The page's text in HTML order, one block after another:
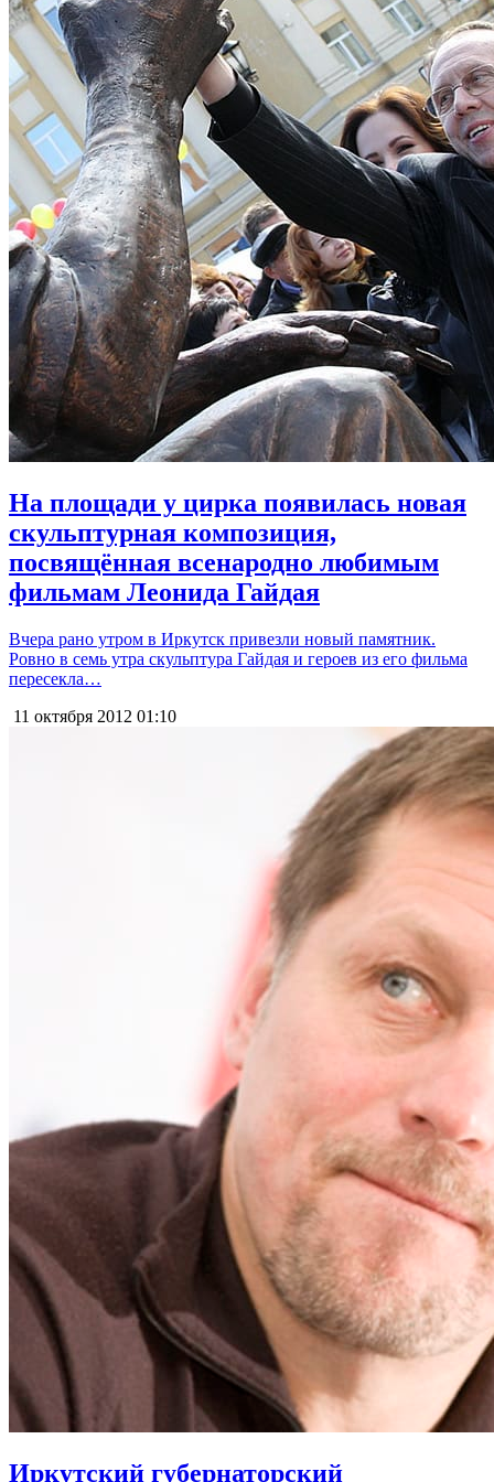
На площади у цирка появилась новая
скульптурная композиция,
посвящённая всенародно любимым
фильмам Леонида Гайдая
Вчера рано утром в Иркутск привезли новый памятник.
Ровно в семь утра скульптура Гайдая и героев из его фильма
пересекла…
11 октября 2012 01:10
Иркутский губернаторский